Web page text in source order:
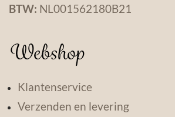
BTW: NL001562180B21
Webshop
Klantenservice
Verzenden en levering